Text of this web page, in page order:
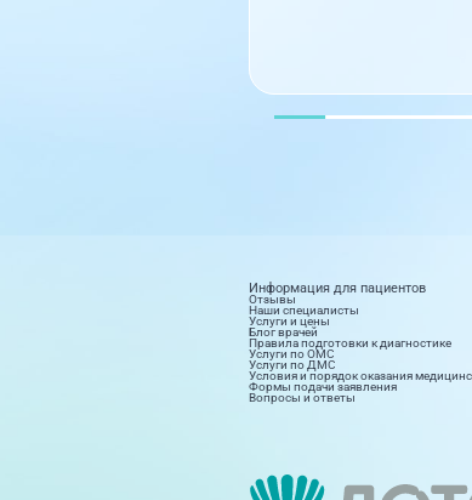
Информация для пациентов
Отзывы
Наши специалисты
Услуги и цены
Блог врачей
Правила подготовки к диагностике
Услуги по ОМС
Услуги по ДМС
Условия и порядок оказания
Формы подачи заявления
Вопросы и ответы
8 направлений